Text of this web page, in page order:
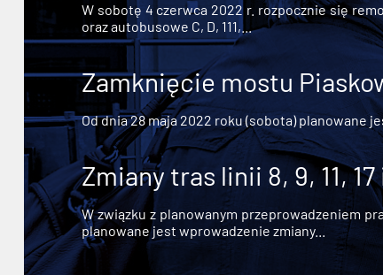
W sobotę 4 czerwca 2022 r. rozpocznie się
oraz autobusowe C, D, 111,...
Zamknięcie mostu
Od dnia 28 maja 2022 roku (sobota) planowane
Zmiany tras linii 8, 9, 11, 17
W związku z planowanym przeprowadzeniem
planowane jest wprowadzenie zmiany...